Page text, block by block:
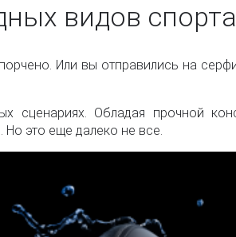
видов спорта
Или вы отправились на
сценариях. Обладая прочной
это еще далеко не все.